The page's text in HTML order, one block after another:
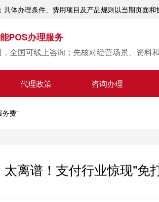
体办理条件、费用项目及产品规则以当期页面和
POS办理服务
全国可线上咨询；先核对经营场景、资料
代理政策 咨询办理
务费"
太离谱！支付行业惊现"免